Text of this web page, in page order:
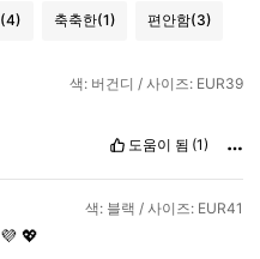
(4) 축축한(1) 편안함(3)
색: 버건디 / 사이즈: EUR39
도움이 됨 (1)
색: 블랙 / 사이즈: EUR41
💜 💖